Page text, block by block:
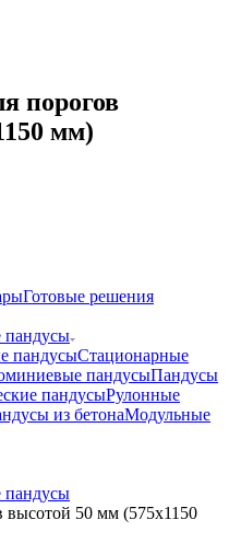
порогов
мм)
Готовые решения
пандусы
пандусыСтационарные
пандусыПандусы
пандусыРулонные
из бетонаМодульные
пандусы
высотой 50 мм (575х1150